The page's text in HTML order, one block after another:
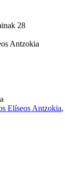
28
Antzokia
Elíseos Antzokia,